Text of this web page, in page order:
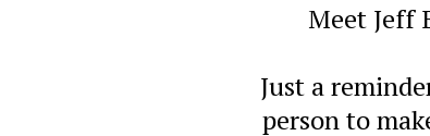
Meet Jeff
Just a
person to